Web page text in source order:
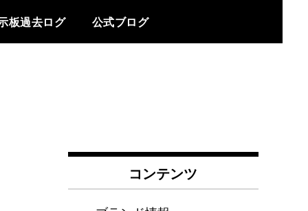
板過去ログ 公式ブログ
コンテンツ